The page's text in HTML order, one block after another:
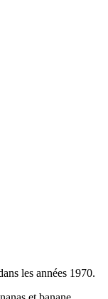
les années 1970.